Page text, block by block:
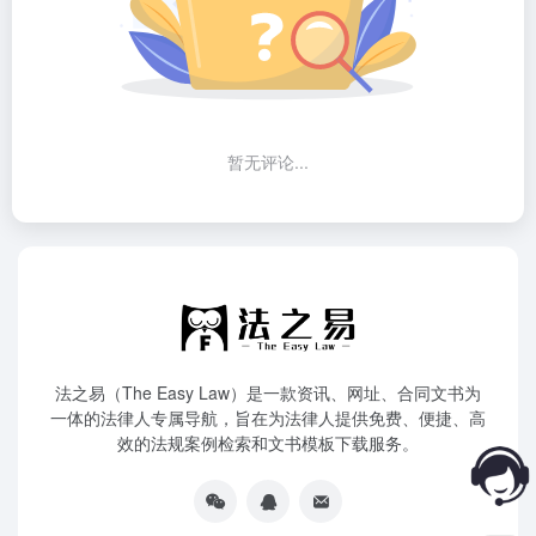
暂无评论...
法之易（The Easy Law）是一款资讯、网址、合同文书为
一体的法律人专属导航，旨在为法律人提供免费、便捷、高
效的法规案例检索和文书模板下载服务。